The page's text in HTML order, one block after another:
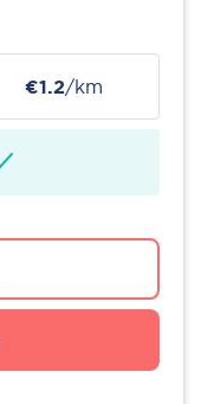
€1.2/km